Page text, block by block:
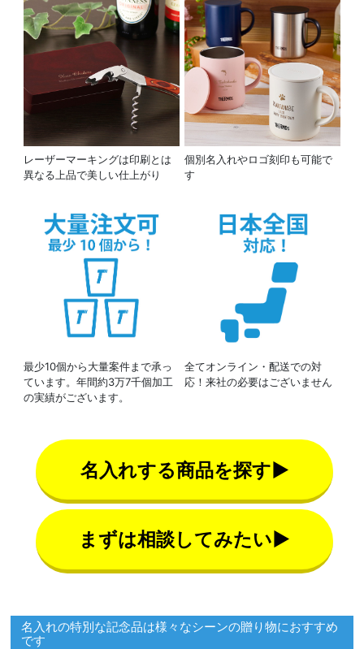
レーザーマーキングは印刷とは
異なる上品で美しい仕上がり
個別名入れやロゴ刻印も可能で
す
最少10個から大量案件まで承っ
ています。年間約3万7千個加工
の実績がございます。
全てオンライン・配送での対
応！来社の必要はございません
名入れする商品を探す▶
まずは相談してみたい▶
名入れの特別な記念品は様々なシーンの贈り物におすすめ
です